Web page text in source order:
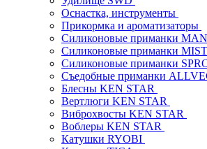
Оснастка, инструменты
Прикормка и ароматизаторы
Силиконовые приманки
Силиконовые приманки
Силиконовые приманки
Съедобные приманки
Блесны KEN STAR
Вертлюги KEN STAR
Виброхвосты KEN STAR
Воблеры KEN STAR
Катушки RYOBI